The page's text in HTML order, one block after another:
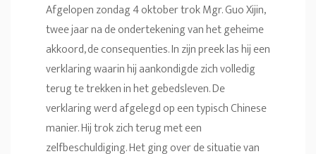
Afgelopen zondag 4 oktober trok Mgr. Guo Xijin,
twee jaar na de ondertekening van het geheime
akkoord, de consequenties. In zijn preek las hij een
verklaring waarin hij aankondigde zich volledig
terug te trekken in het gebedsleven. De
verklaring werd afgelegd op een typisch Chinese
manier. Hij trok zich terug met een
zelfbeschuldiging. Het ging over de situatie van